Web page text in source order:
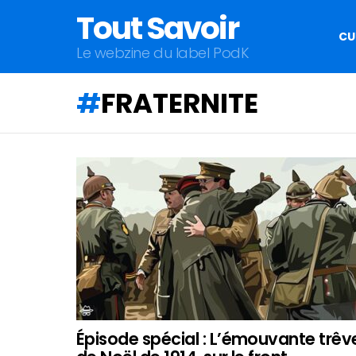
Tout Savoir
Le webzine du label PodK
FRATERNITE
QU'ALLEZ-
VOUS
APPRENDRE
AUJOURD'HUI
?
Épisode spécial : L’émouvante